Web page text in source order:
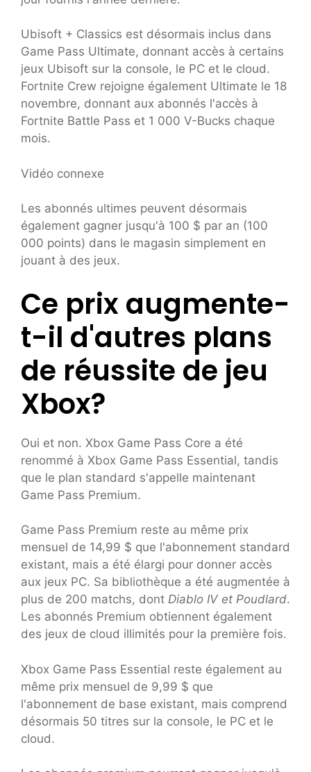
Ubisoft + Classics est désormais inclus dans
Game Pass Ultimate, donnant accès à certains
jeux Ubisoft sur la console, le PC et le cloud.
Fortnite Crew rejoigne également Ultimate le 18
novembre, donnant aux abonnés l'accès à
Fortnite Battle Pass et 1 000 V-Bucks chaque
mois.
Vidéo connexe
Les abonnés ultimes peuvent désormais
également gagner jusqu'à 100 $ par an (100
000 points) dans le magasin simplement en
jouant à des jeux.
Ce prix augmente-
t-il d'autres plans
de réussite de jeu
Xbox?
Oui et non. Xbox Game Pass Core a été
renommé à Xbox Game Pass Essential, tandis
que le plan standard s'appelle maintenant
Game Pass Premium.
Game Pass Premium reste au même prix
mensuel de 14,99 $ que l'abonnement standard
existant, mais a été élargi pour donner accès
aux jeux PC. Sa bibliothèque a été augmentée à
plus de 200 matchs, dont Diablo IV et Poudlard.
Les abonnés Premium obtiennent également
des jeux de cloud illimités pour la première fois.
Xbox Game Pass Essential reste également au
même prix mensuel de 9,99 $ que
l'abonnement de base existant, mais comprend
désormais 50 titres sur la console, le PC et le
cloud.